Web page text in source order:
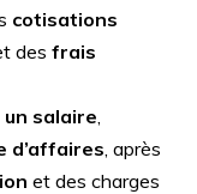
cotisations
des frais
salaire,
d’affaires, après
et des charges